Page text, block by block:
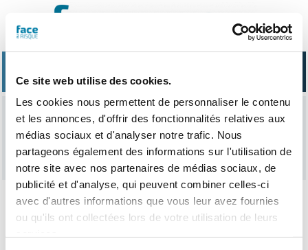
Ce site web utilise des cookies.
Les cookies nous permettent de personnaliser le contenu
et les annonces, d'offrir des fonctionnalités relatives aux
médias sociaux et d'analyser notre trafic. Nous
partageons également des informations sur l'utilisation de
notre site avec nos partenaires de médias sociaux, de
publicité et d'analyse, qui peuvent combiner celles-ci
avec d'autres informations que vous leur avez fournies
ou qu'ils ont collectées lors de votre utilisation de leurs
contenu
Xavier Carn
Nothing Found